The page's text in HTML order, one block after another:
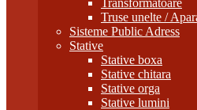
Transformatoare
Truse unelte /
Sisteme Public Adress
Stative
Stative boxa
Stative chitara
Stative orga
Stative lumini